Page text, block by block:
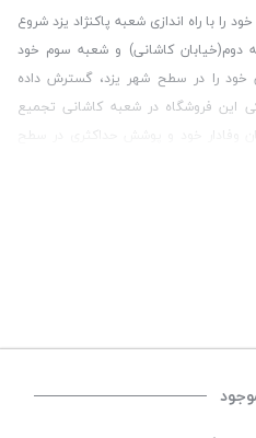
از سال 1397 فعالیت خود را با راه اندازی شعبه پاکنژاد یزد شروع
دوم(خیابان کاشانی) و شعبه سوم خود
خود را در سطح شهر یزد، گسترش داده
فروشگاه در شعبه کاشانی تجمیع
وفادار خود و پوشش حداکثری در سطح
اینترنتی پالامی را راه اندازی
فراهم نمودن یک خرید اینترنتی
دارای قیمت مناسب می باشد که مشتری
را سفارش داده و در زمان مورد نظر خود
سفارش و کالای تحویل شده ضمانت
در فروش حضوری و جذب مشتریان و
از افتخارات این مجموعه می باشد.
اینترنتی، این است که کالای خریداری
لذا فروشگاه اینترنتی پالامی این
روز و ساعت تحویل سفارش به مشتری،